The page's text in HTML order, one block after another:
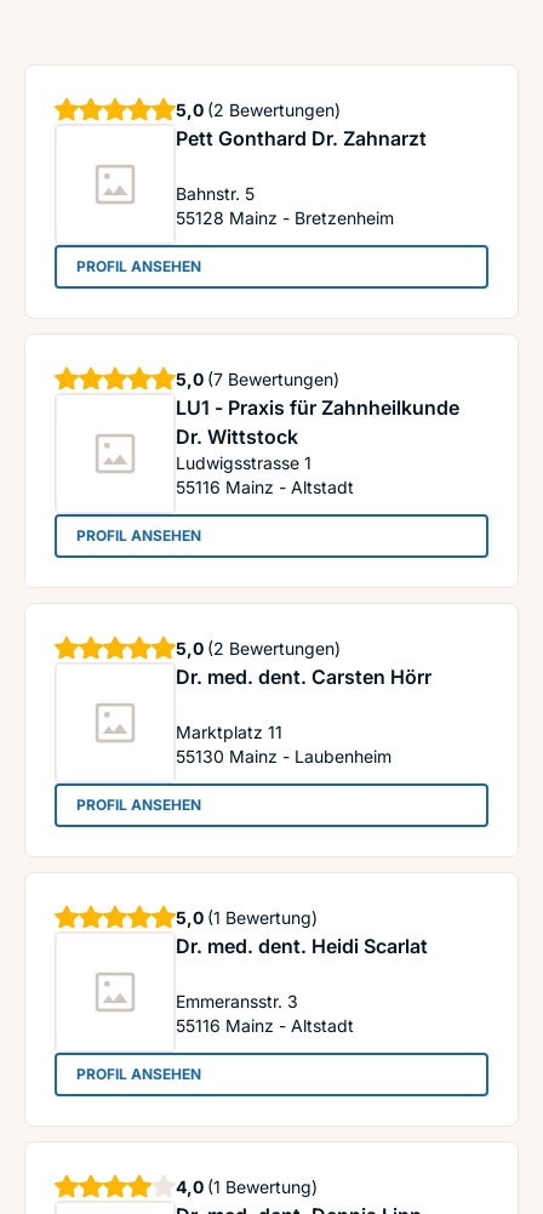
Pett Gonthard Dr. Zahnarzt
Bahnstr. 5
55128 Mainz - Bretzenheim
5,0 Sterne
(2 Bewertungen)
PROFIL ANSEHEN: Pett Gonthard Dr. Zahnarzt
LU1 - Praxis für Zahnheilkunde
Dr. Wittstock
Ludwigsstrasse 1
55116 Mainz - Altstadt
5,0 Sterne
(7 Bewertungen)
PROFIL ANSEHEN: LU1 - Praxis für Zahnheilkunde Dr. Wittstock
Dr. med. dent. Carsten Hörr
Marktplatz 11
55130 Mainz - Laubenheim
5,0 Sterne
(2 Bewertungen)
PROFIL ANSEHEN: Dr. med. dent. Carsten Hörr
Dr. med. dent. Heidi Scarlat
Emmeransstr. 3
55116 Mainz - Altstadt
5,0 Sterne
(1 Bewertung)
PROFIL ANSEHEN: Dr. med. dent. Heidi Scarlat
4,0 Sterne
(1 Bewertung)